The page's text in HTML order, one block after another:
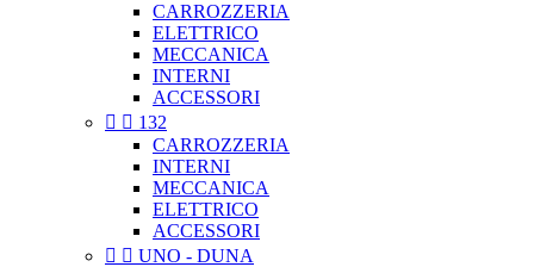
CARROZZERIA
ELETTRICO
MECCANICA
INTERNI
ACCESSORI
  132
CARROZZERIA
INTERNI
MECCANICA
ELETTRICO
ACCESSORI
  UNO - DUNA